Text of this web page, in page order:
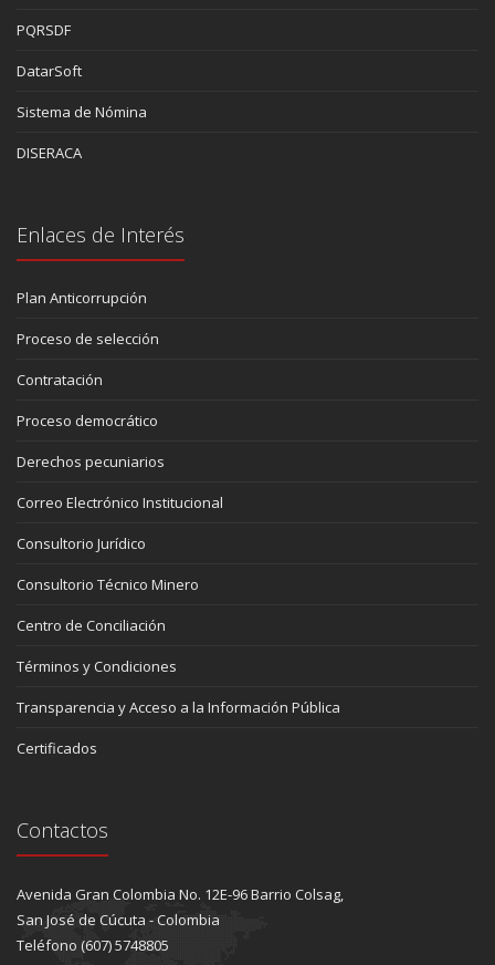
PQRSDF
DatarSoft
Sistema de Nómina
DISERACA
Enlaces de Interés
Plan Anticorrupción
Proceso de selección
Contratación
Proceso democrático
Derechos pecuniarios
Correo Electrónico Institucional
Consultorio Jurídico
Consultorio Técnico Minero
Centro de Conciliación
Términos y Condiciones
Transparencia y Acceso a la Información Pública
Certificados
Contactos
Avenida Gran Colombia No. 12E-96 Barrio Colsag,
San José de Cúcuta - Colombia
Teléfono (607) 5748805